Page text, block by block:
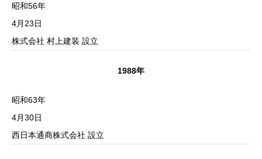
昭和56年
4月23日
株式会社 村上建装 設立
1988年
昭和63年
4月30日
西日本通商株式会社 設立